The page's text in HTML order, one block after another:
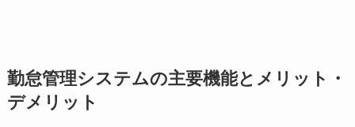
勤怠管理システムの主要機能とメリット・
デメリット